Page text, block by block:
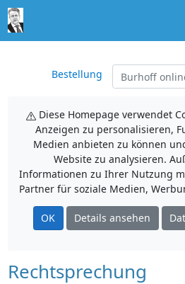
Bestellung
Diese Homepage verwendet
Anzeigen zu personalisieren,
Medien anbieten zu können
Website zu analysieren.
Informationen zu Ihrer Nutzung
Partner für soziale Medien,
OK Details ansehen
Rechtsprechung